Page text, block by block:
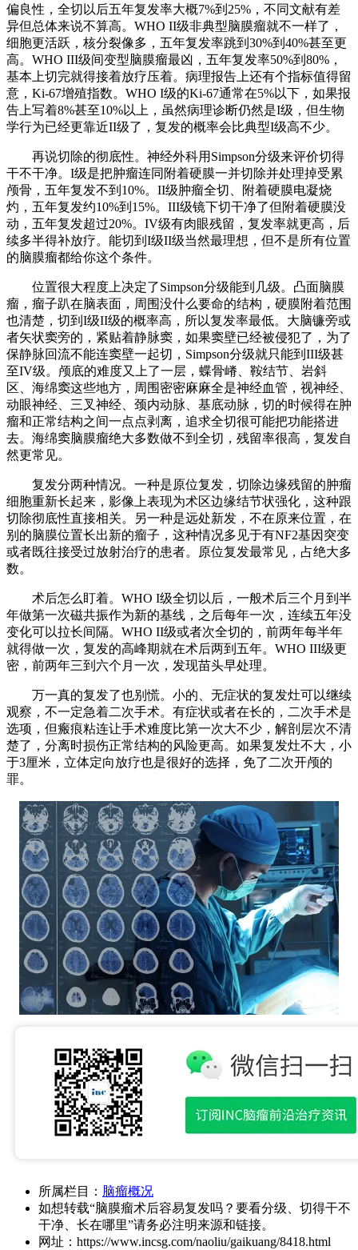
偏良性，全切以后五年复发率大概7%到25%，不同文献有差
异但总体来说不算高。WHO II级非典型脑膜瘤就不一样了，
细胞更活跃，核分裂像多，五年复发率跳到30%到40%甚至更
高。WHO III级间变型脑膜瘤最凶，五年复发率50%到80%，
基本上切完就得接着放疗压着。病理报告上还有个指标值得留
意，Ki-67增殖指数。WHO I级的Ki-67通常在5%以下，如果报
告上写着8%甚至10%以上，虽然病理诊断仍然是I级，但生物
学行为已经更靠近II级了，复发的概率会比典型I级高不少。
再说切除的彻底性。神经外科用Simpson分级来评价切得
干不干净。I级是把肿瘤连同附着硬膜一并切除并处理掉受累
颅骨，五年复发不到10%。II级肿瘤全切、附着硬膜电凝烧
灼，五年复发约10%到15%。III级镜下切干净了但附着硬膜没
动，五年复发超过20%。IV级有肉眼残留，复发率就更高，后
续多半得补放疗。能切到I级II级当然最理想，但不是所有位置
的脑膜瘤都给你这个条件。
位置很大程度上决定了Simpson分级能到几级。凸面脑膜
瘤，瘤子趴在脑表面，周围没什么要命的结构，硬膜附着范围
也清楚，切到I级II级的概率高，所以复发率最低。大脑镰旁或
者矢状窦旁的，紧贴着静脉窦，如果窦壁已经被侵犯了，为了
保静脉回流不能连窦壁一起切，Simpson分级就只能到III级甚
至IV级。颅底的难度又上了一层，蝶骨嵴、鞍结节、岩斜
区、海绵窦这些地方，周围密密麻麻全是神经血管，视神经、
动眼神经、三叉神经、颈内动脉、基底动脉，切的时候得在肿
瘤和正常结构之间一点点剥离，追求全切很可能把功能搭进
去。海绵窦脑膜瘤绝大多数做不到全切，残留率很高，复发自
然更常见。
复发分两种情况。一种是原位复发，切除边缘残留的肿瘤
细胞重新长起来，影像上表现为术区边缘结节状强化，这种跟
切除彻底性直接相关。另一种是远处新发，不在原来位置，在
别的脑膜位置长出新的瘤子，这种情况多见于有NF2基因突变
或者既往接受过放射治疗的患者。原位复发最常见，占绝大多
数。
术后怎么盯着。WHO I级全切以后，一般术后三个月到半
年做第一次磁共振作为新的基线，之后每年一次，连续五年没
变化可以拉长间隔。WHO II级或者次全切的，前两年每半年
就得做一次，复发的高峰期就在术后两到五年。WHO III级更
密，前两年三到六个月一次，发现苗头早处理。
万一真的复发了也别慌。小的、无症状的复发灶可以继续
观察，不一定急着二次手术。有症状或者在长的，二次手术是
选项，但瘢痕粘连让手术难度比第一次大不少，解剖层次不清
楚了，分离时损伤正常结构的风险更高。如果复发灶不大，小
于3厘米，立体定向放疗也是很好的选择，免了二次开颅的
罪。
所属栏目： 脑瘤概况
如想转载“脑膜瘤术后容易复发吗？要看分级、切得干不
干净、长在哪里”请务必注明来源和链接。
网址： https://www.incsg.com/naoliu/gaikuang/8418.html